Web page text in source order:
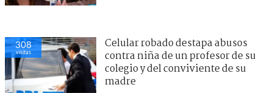
308
visitas
Celular robado destapa abusos
contra niña de un profesor de su
colegio y del conviviente de su
madre